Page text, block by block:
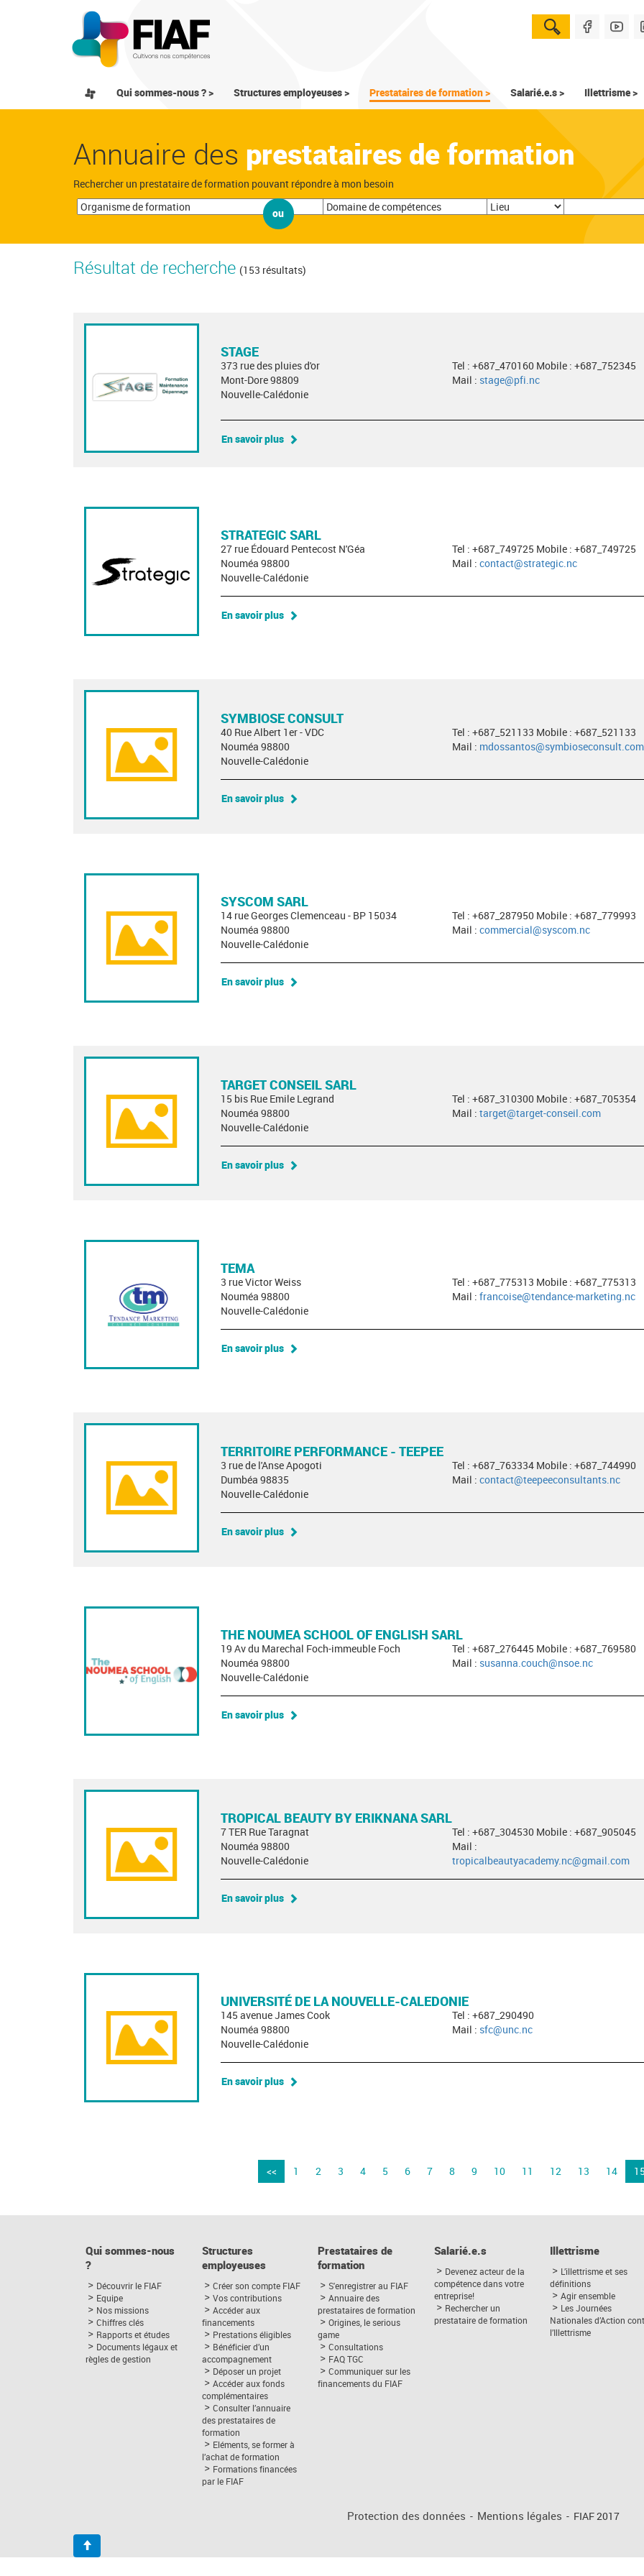
Qui sommes-nous ? > Structures employeuses > Prestataires de formation > Salarié.e.s > Illettrisme >
Annuaire des prestataires de formation
Rechercher un prestataire de formation pouvant répondre à mon besoin
ou
Résultat de recherche (153 résultats)
STAGE
373 rue des pluies d'or
Mont-Dore 98809
Nouvelle-Calédonie
Tel : +687_470160 Mobile : +687_752345
Mail : stage@pfi.nc
En savoir plus
STRATEGIC SARL
27 rue Édouard Pentecost N'Géa
Nouméa 98800
Nouvelle-Calédonie
Tel : +687_749725 Mobile : +687_749725
Mail : contact@strategic.nc
En savoir plus
SYMBIOSE CONSULT
40 Rue Albert 1er - VDC
Nouméa 98800
Nouvelle-Calédonie
Tel : +687_521133 Mobile : +687_521133
Mail : mdossantos@symbioseconsult.com
En savoir plus
SYSCOM SARL
14 rue Georges Clemenceau - BP 15034
Nouméa 98800
Nouvelle-Calédonie
Tel : +687_287950 Mobile : +687_779993
Mail : commercial@syscom.nc
En savoir plus
TARGET CONSEIL SARL
15 bis Rue Emile Legrand
Nouméa 98800
Nouvelle-Calédonie
Tel : +687_310300 Mobile : +687_705354
Mail : target@target-conseil.com
En savoir plus
TEMA
3 rue Victor Weiss
Nouméa 98800
Nouvelle-Calédonie
Tel : +687_775313 Mobile : +687_775313
Mail : francoise@tendance-marketing.nc
En savoir plus
TERRITOIRE PERFORMANCE - TEEPEE
3 rue de l'Anse Apogoti
Dumbéa 98835
Nouvelle-Calédonie
Tel : +687_763334 Mobile : +687_744990
Mail : contact@teepeeconsultants.nc
En savoir plus
THE NOUMEA SCHOOL OF ENGLISH SARL
19 Av du Marechal Foch-immeuble Foch
Nouméa 98800
Nouvelle-Calédonie
Tel : +687_276445 Mobile : +687_769580
Mail : susanna.couch@nsoe.nc
En savoir plus
TROPICAL BEAUTY BY ERIKNANA SARL
7 TER Rue Taragnat
Nouméa 98800
Nouvelle-Calédonie
Tel : +687_304530 Mobile : +687_905045
Mail :
tropicalbeautyacademy.nc@gmail.com
En savoir plus
UNIVERSITÉ DE LA NOUVELLE-CALEDONIE
145 avenue James Cook
Nouméa 98800
Nouvelle-Calédonie
Tel : +687_290490
Mail : sfc@unc.nc
En savoir plus
<< 1 2 3 4 5 6 7 8 9 10 11 12 13 14 15
Qui sommes-nous
?
Découvrir le FIAF
Equipe
Nos missions
Chiffres clés
Rapports et études
Documents légaux et
règles de gestion
Structures
employeuses
Créer son compte FIAF
Vos contributions
Accéder aux
financements
Prestations éligibles
Bénéficier d’un
accompagnement
Déposer un projet
Accéder aux fonds
complémentaires
Consulter l’annuaire
des prestataires de
formation
Eléments, se former à
l’achat de formation
Formations financées
par le FIAF
Prestataires de
formation
S'enregistrer au FIAF
Annuaire des
prestataires de formation
Origines, le serious
game
Consultations
FAQ TGC
Communiquer sur les
financements du FIAF
Salarié.e.s
Devenez acteur de la
compétence dans votre
entreprise!
Rechercher un
prestataire de formation
Illettrisme
L’illettrisme et ses
définitions
Agir ensemble
Les Journées
Nationales d’Action
l’Illettrisme
Protection des données - Mentions légales - FIAF 2017